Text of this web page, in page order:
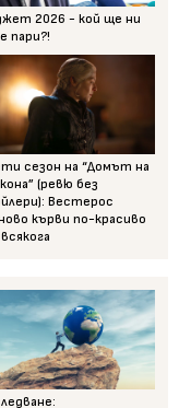
2026 - кой ще ни
пари?!
сезон на “Домът на
(ревю без
Вестерос
кърви по-красиво